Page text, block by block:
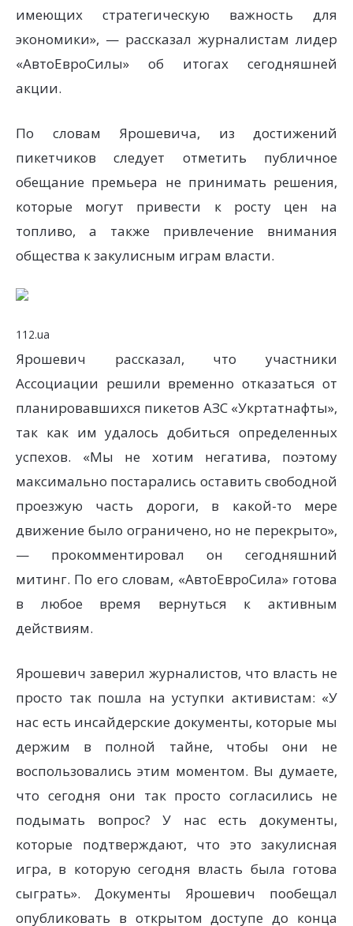
имеющих стратегическую важность для
экономики», — рассказал журналистам лидер
«АвтоЕвроСилы» об итогах сегодняшней
акции.
По словам Ярошевича, из достижений
пикетчиков следует отметить публичное
обещание премьера не принимать решения,
которые могут привести к росту цен на
топливо, а также привлечение внимания
общества к закулисным играм власти.
112.ua
Ярошевич рассказал, что участники
Ассоциации решили временно отказаться от
планировавшихся пикетов АЗС «Укртатнафты»,
так как им удалось добиться определенных
успехов. «Мы не хотим негатива, поэтому
максимально постарались оставить свободной
проезжую часть дороги, в какой-то мере
движение было ограничено, но не перекрыто»,
— прокомментировал он сегодняшний
митинг. По его словам, «АвтоЕвроСила» готова
в любое время вернуться к активным
действиям.
Ярошевич заверил журналистов, что власть не
просто так пошла на уступки активистам: «У
нас есть инсайдерские документы, которые мы
держим в полной тайне, чтобы они не
воспользовались этим моментом. Вы думаете,
что сегодня они так просто согласились не
подымать вопрос? У нас есть документы,
которые подтверждают, что это закулисная
игра, в которую сегодня власть была готова
сыграть». Документы Ярошевич пообещал
опубликовать в открытом доступе до конца